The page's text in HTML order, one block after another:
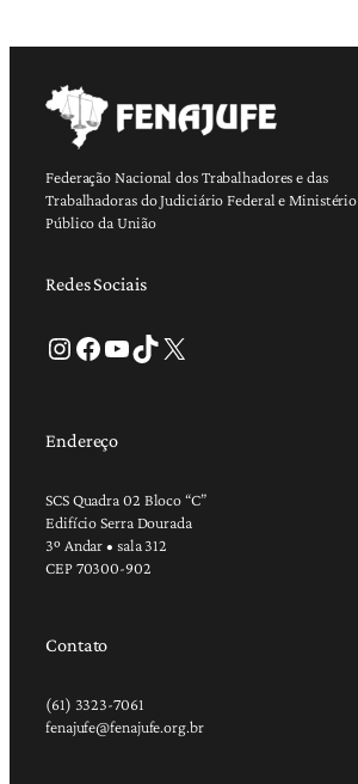
Federação Nacional dos Trabalhadores e das
Trabalhadoras do Judiciário Federal e Ministério
Público da União
Redes Sociais
Instagram Facebook Youtube TikTok X
Endereço
SCS Quadra 02 Bloco “C”
Edifício Serra Dourada
3º Andar • sala 312
CEP 70300-902
Contato
(61) 3323-7061
fenajufe@fenajufe.org.br